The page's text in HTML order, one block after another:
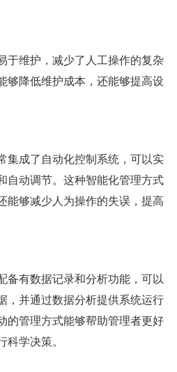
于维护，减少了人工操作的复杂
够降低维护成本，还能够提高设
集成了自动化控制系统，可以实
自动调节。这种智能化管理方式
能够减少人为操作的失误，提高
备有数据记录和分析功能，可以
，并通过数据分析提供系统运行
的管理方式能够帮助管理者更好
科学决策。